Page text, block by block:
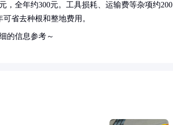
，全年约300元。工具损耗、运输费等杂项约200
省去种根和整地费用。
的信息参考～